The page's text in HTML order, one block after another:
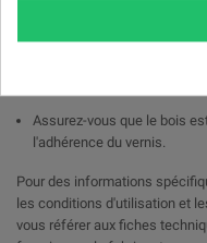
Oui, bien que ce vernis soit
Assurez-vous que le bois
l'adhérence du vernis.
Pour des informations
les conditions d'utilisation et
vous référer aux fiches